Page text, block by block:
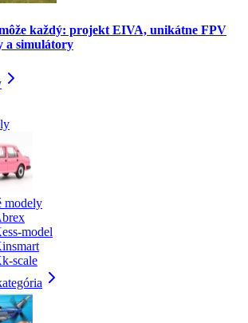
každý: projekt EIVA, unikátne FPV
a simulátory
modely
model
scale